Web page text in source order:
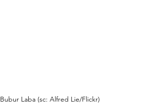
Bubur Laba (sc: Alfred Lie/Flickr)